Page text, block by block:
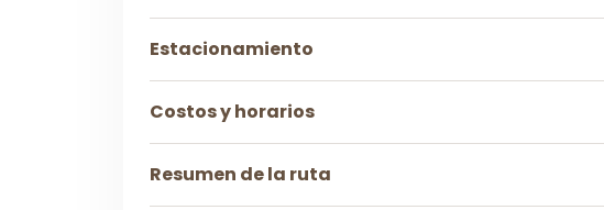
Estacionamiento
Costos y horarios
Resumen de la ruta